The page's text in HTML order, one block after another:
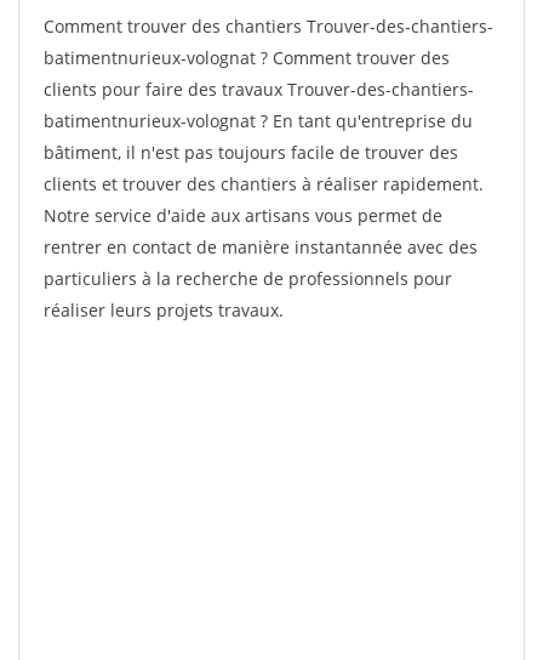
Comment trouver des chantiers Trouver-des-chantiers-
batimentnurieux-volognat ? Comment trouver des
clients pour faire des travaux Trouver-des-chantiers-
batimentnurieux-volognat ? En tant qu'entreprise du
bâtiment, il n'est pas toujours facile de trouver des
clients et trouver des chantiers à réaliser rapidement.
Notre service d'aide aux artisans vous permet de
rentrer en contact de manière instantannée avec des
particuliers à la recherche de professionnels pour
réaliser leurs projets travaux.